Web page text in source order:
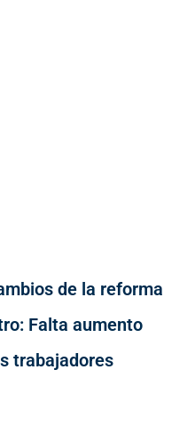
de la reforma
Falta aumento
trabajadores